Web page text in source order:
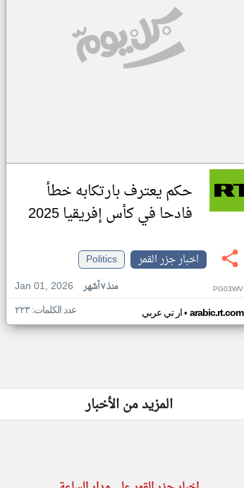
حكم يعترف بارتكابه خطأ
فادحا في كأس إفريقيا 2025
اخبار جزر القمر
Politics
Jan 01, 2026
منذ ٧ أشهر PG03WV
ار تي عربي• arabic.rt.com عدد الكلمات: ٢٢٣
المزيد من الأخبار